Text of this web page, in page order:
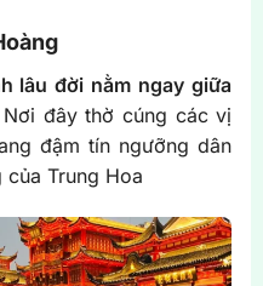
lâu đời nằm ngay giữa
đây thờ cúng các vị
đậm tín ngưỡng dân
Trung Hoa